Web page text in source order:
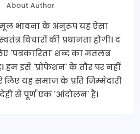
About Author
भावना के अनुरूप यह ऐसा
विचारों की प्रधानता होगी। द
'पत्रकारिता' शब्द का मतलब
इसे 'प्रोफेशन' के तौर पर नहीं
यह समाज के प्रति जिम्मेदारी
से पूर्ण एक 'आंदोलन' है।